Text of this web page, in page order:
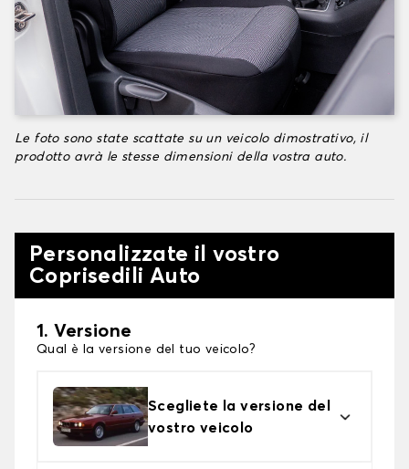
Le foto sono state scattate su un veicolo dimostrativo, il
prodotto avrà le stesse dimensioni della vostra auto.
Personalizzate il vostro
Coprisedili Auto
1. Versione
Qual è la versione del tuo veicolo?
Scegliete la versione del
vostro veicolo